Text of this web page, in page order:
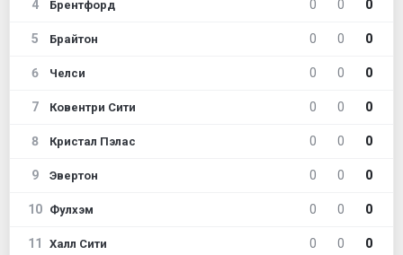
4 Брентфорд 0 0 0
5 Брайтон 0 0 0
6 Челси 0 0 0
7 Ковентри Сити 0 0 0
8 Кристал Пэлас 0 0 0
9 Эвертон 0 0 0
10 Фулхэм 0 0 0
11 Халл Сити 0 0 0